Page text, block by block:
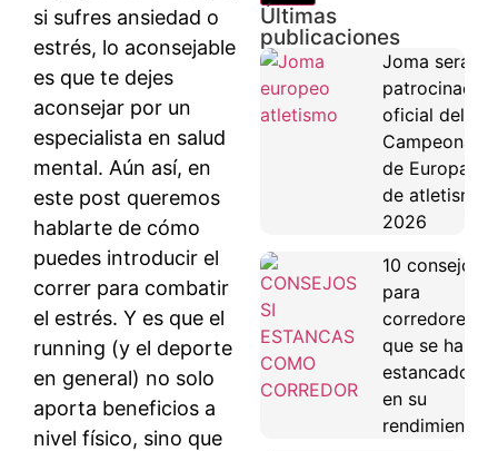
si sufres ansiedad o
estrés, lo aconsejable
es que te dejes
aconsejar por un
especialista en salud
mental. Aún así, en
este post queremos
hablarte de cómo
puedes introducir el
correr para combatir
el estrés. Y es que el
running (y el deporte
en general) no solo
aporta beneficios a
nivel físico, sino que
Últimas
publicaciones
Joma será
patrocinador
oficial del
Campeonato
de Europa
de atletismo
2026
10 consejos
para
corredores
que se han
estancado
en su
rendimiento